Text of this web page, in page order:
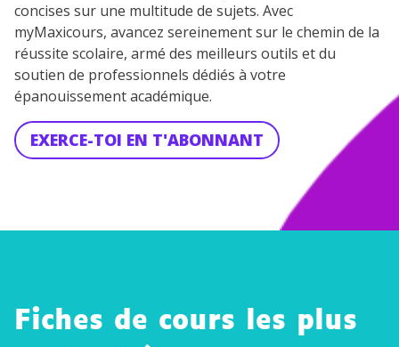
concises sur une multitude de sujets. Avec
myMaxicours, avancez sereinement sur le chemin de la
réussite scolaire, armé des meilleurs outils et du
soutien de professionnels dédiés à votre
épanouissement académique.
EXERCE-TOI EN T'ABONNANT
Fiches de cours les plus